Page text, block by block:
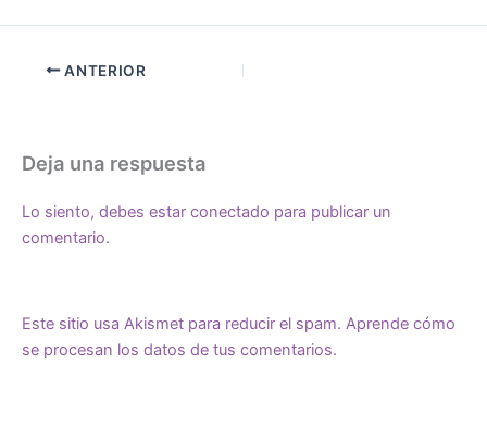
ANTERIOR
Deja una respuesta
Lo siento, debes estar conectado para publicar un
comentario.
Este sitio usa Akismet para reducir el spam. Aprende cómo
se procesan los datos de tus comentarios.